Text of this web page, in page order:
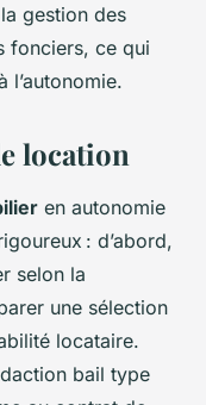
gestion des
fonciers, ce qui
l’autonomie.
location
en autonomie
: d’abord,
selon la
une sélection
locataire.
bail type